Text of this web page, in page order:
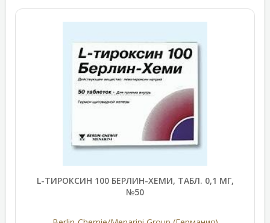
L-ТИРОКСИН 100 БЕРЛИН-ХЕМИ, ТАБЛ. 0,1 МГ,
№50